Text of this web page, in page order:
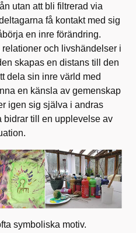
utan att bli filtrerad via
få kontakt med sig
en inre förändring.
och livshändelser i
skapas en distans till den
dela sin inre värld med
en känsla av gemenskap
igen sig själva i andras
bidrar till en upplevelse av
symboliska motiv.